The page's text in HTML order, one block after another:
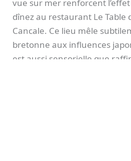
vue sur mer renforcent
dînez au restaurant Le Table
Cancale. Ce lieu mêle
bretonne aux influences
est aussi sensorielle que